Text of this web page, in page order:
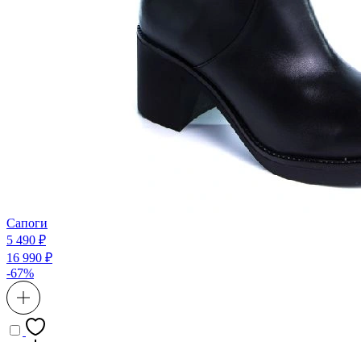
Сапоги
5 490 ₽
16 990 ₽
-67%